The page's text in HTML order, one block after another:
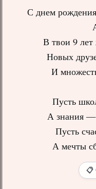
С днем
В твои 9 лет
Новых
И
Пусть
А знания —
Пусть
А мечты
📋